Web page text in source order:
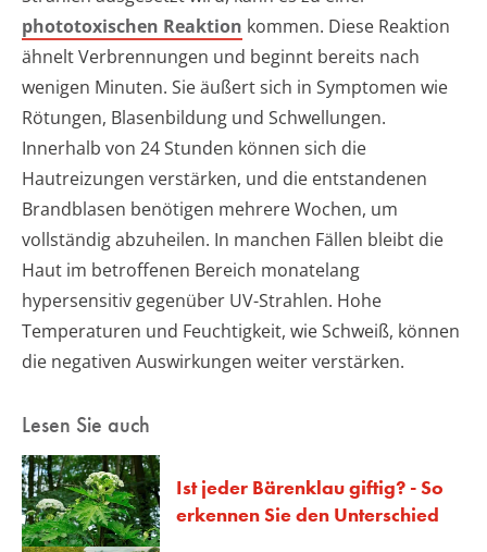
phototoxischen Reaktion kommen. Diese Reaktion
ähnelt Verbrennungen und beginnt bereits nach
wenigen Minuten. Sie äußert sich in Symptomen wie
Rötungen, Blasenbildung und Schwellungen.
Innerhalb von 24 Stunden können sich die
Hautreizungen verstärken, und die entstandenen
Brandblasen benötigen mehrere Wochen, um
vollständig abzuheilen. In manchen Fällen bleibt die
Haut im betroffenen Bereich monatelang
hypersensitiv gegenüber UV-Strahlen. Hohe
Temperaturen und Feuchtigkeit, wie Schweiß, können
die negativen Auswirkungen weiter verstärken.
Lesen Sie auch
Ist jeder Bärenklau giftig? - So
erkennen Sie den Unterschied